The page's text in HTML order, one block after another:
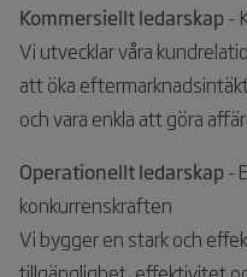
Kommersiellt ledarskap-
Vi utvecklar våra
att öka
och vara enkla att göra
Operationellt ledarskap-
konkurrenskraften
Vi bygger en stark och